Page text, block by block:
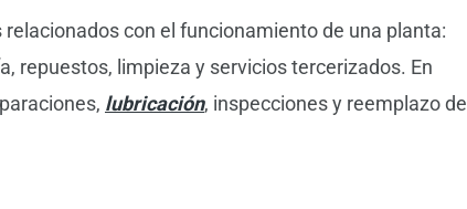
relacionados con el funcionamiento de una planta:
repuestos, limpieza y servicios tercerizados. En
lubricación, inspecciones y reemplazo de